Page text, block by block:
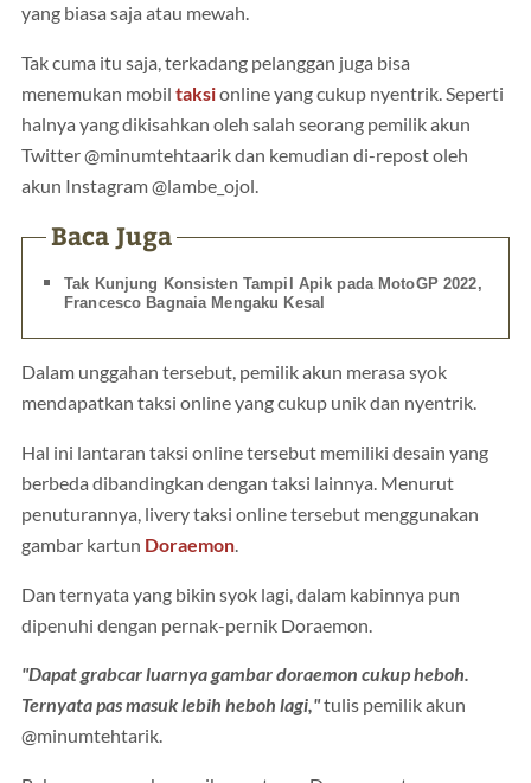
yang biasa saja atau mewah.
Tak cuma itu saja, terkadang pelanggan juga bisa
menemukan mobil taksionline yang cukup nyentrik. Seperti
halnya yang dikisahkan oleh salah seorang pemilik akun
Twitter @minumtehtaarik dan kemudian di-repost oleh
akun Instagram @lambe_ojol.
Baca Juga
Tak Kunjung Konsisten Tampil Apik pada MotoGP 2022,
Francesco Bagnaia Mengaku Kesal
Dalam unggahan tersebut, pemilik akun merasa syok
mendapatkan taksi online yang cukup unik dan nyentrik.
Hal ini lantaran taksi online tersebut memiliki desain yang
berbeda dibandingkan dengan taksi lainnya. Menurut
penuturannya, livery taksi online tersebut menggunakan
gambar kartun Doraemon.
Dan ternyata yang bikin syok lagi, dalam kabinnya pun
dipenuhi dengan pernak-pernik Doraemon.
"Dapat grabcar luarnya gambar doraemon cukup heboh.
Ternyata pas masuk lebih heboh lagi,"tulis pemilik akun
@minumtehtarik.